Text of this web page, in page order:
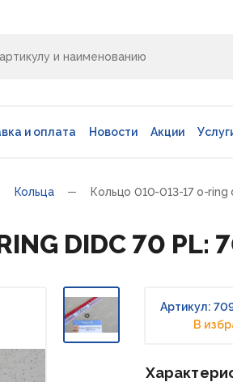
и оплата Новости Акции
Кольца Кольцо 010-013-17 o-ring
DIDC 70 PL:
Артикул:
В